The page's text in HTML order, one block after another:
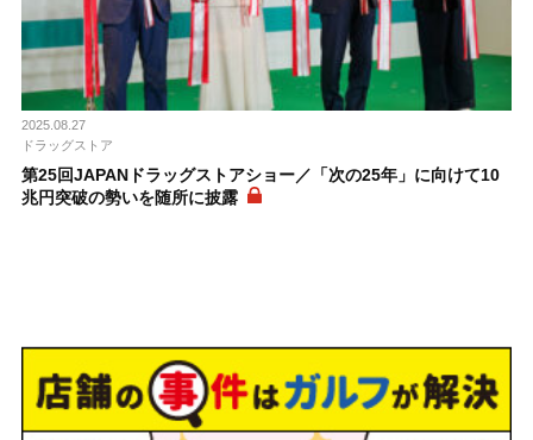
2025.08.27
ドラッグストア
第25回JAPANドラッグストアショー／「次の25年」に向けて10
兆円突破の勢いを随所に披露